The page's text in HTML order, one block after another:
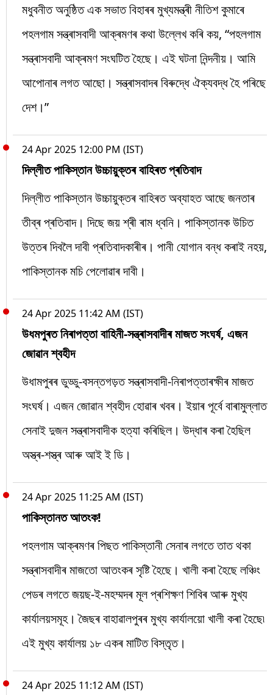
মধুবনীত অনুষ্ঠিত এক সভাত বিহাৰৰ মুখ্যমন্ত্ৰী নীতিশ কুমাৰে
পহলগাম সন্ত্ৰাসবাদী আক্ৰমণৰ কথা উল্লেখ কৰি কয়, “পহলগাম
সন্ত্ৰাসবাদী আক্ৰমণ সংঘটিত হৈছে। এই ঘটনা নিন্দনীয়। আমি
আপোনাৰ লগত আছো। সন্ত্ৰাসবাদৰ বিৰুদ্ধে ঐক্যবদ্ধ হৈ পৰিছে
দেশ।”
24 Apr 2025 12:00 PM (IST)
দিল্লীত পাকিস্তান উচ্চায়ুক্তৰ বাহিৰত প্ৰতিবাদ
দিল্লীত পাকিস্তান উচ্চায়ুক্তৰ বাহিৰত অব্যাহত আছে জনতাৰ
তীব্ৰ প্ৰতিবাদ। দিছে জয় শ্ৰী ৰাম ধ্বনি। পাকিস্তানক উচিত
উত্তৰ দিবলৈ দাবী প্ৰতিবাদকাৰীৰ। পানী যোগান বন্ধ কৰাই নহয়,
পাকিস্তানক মচি পেলোৱাৰ দাবী।
24 Apr 2025 11:42 AM (IST)
উধমপুৰত নিৰাপত্তা বাহিনী-সন্ত্ৰাসবাদীৰ মাজত সংঘৰ্ষ, এজন
জোৱান শ্বহীদ
উধামপুৰৰ ডুড্ডু-বসন্তগড়ত সন্ত্ৰাসবাদী-নিৰাপত্তাৰক্ষীৰ মাজত
সংঘৰ্ষ। এজন জোৱান শ্বহীদ হোৱাৰ খবৰ। ইয়াৰ পূৰ্বে বাৰামুল্লাত
সেনাই দুজন সন্ত্ৰাসবাদীক হত্যা কৰিছিল। উদ্ধাৰ কৰা হৈছিল
অস্ত্ৰ-শস্ত্ৰ আৰু আই ই ডি।
24 Apr 2025 11:25 AM (IST)
পাকিস্তানত আতংক!
পহলগাম আক্ৰমণৰ পিছত পাকিস্তানী সেনাৰ লগতে তাত থকা
সন্ত্ৰাসবাদীৰ মাজতো আতংকৰ সৃষ্টি হৈছে। খালী কৰা হৈছে লঞ্চিং
পেডৰ লগতে জয়ছ-ই-মহম্মদৰ মূল প্ৰশিক্ষণ শিবিৰ আৰু মুখ্য
কাৰ্যালয়সমূহ। জৈছৰ বাহাৱালপুৰৰ মুখ্য কার্যালয়ো খালী কৰা হৈছে৷
এই মুখ্য কাৰ্যালয় ১৮ একৰ মাটিত বিস্তৃত।
24 Apr 2025 11:12 AM (IST)